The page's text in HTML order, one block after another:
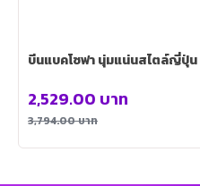
3,794.00บาท
2,529.00 บาท